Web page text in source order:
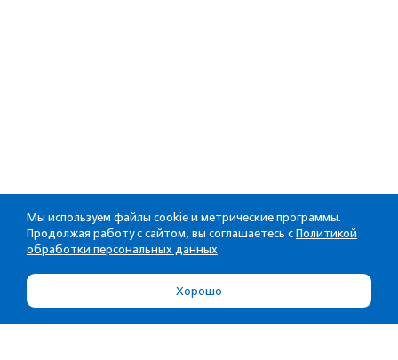
Мы используем файлы cookie и метрические программы.
Продолжая работу с сайтом, вы соглашаетесь с Политикой
обработки персональных данных
Хорошо